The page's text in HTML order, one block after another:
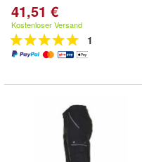
41,51 €
Kostenloser Versand
1